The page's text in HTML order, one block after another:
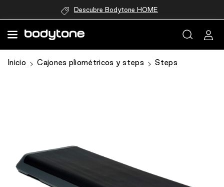
al contenido
Descubre Bodytone HOME
Inicio Cajones pliométricos y steps Steps
Ir